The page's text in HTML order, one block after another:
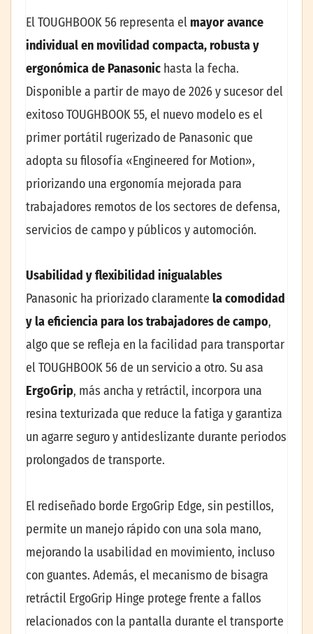
El TOUGHBOOK 56 representa el mayor avance
individual en movilidad compacta, robusta y
ergonómica de Panasonic hasta la fecha.
Disponible a partir de mayo de 2026 y sucesor del
exitoso TOUGHBOOK 55, el nuevo modelo es el
primer portátil rugerizado de Panasonic que
adopta su filosofía «Engineered for Motion»,
priorizando una ergonomía mejorada para
trabajadores remotos de los sectores de defensa,
servicios de campo y públicos y automoción.
Usabilidad y flexibilidad inigualables
Panasonic ha priorizado claramente la comodidad
y la eficiencia para los trabajadores de campo,
algo que se refleja en la facilidad para transportar
el TOUGHBOOK 56 de un servicio a otro. Su asa
ErgoGrip, más ancha y retráctil, incorpora una
resina texturizada que reduce la fatiga y garantiza
un agarre seguro y antideslizante durante periodos
prolongados de transporte.
El rediseñado borde ErgoGrip Edge, sin pestillos,
permite un manejo rápido con una sola mano,
mejorando la usabilidad en movimiento, incluso
con guantes. Además, el mecanismo de bisagra
retráctil ErgoGrip Hinge protege frente a fallos
relacionados con la pantalla durante el transporte